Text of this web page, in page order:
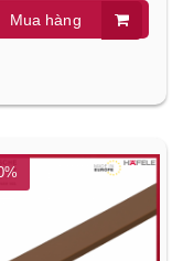
Mua hàng